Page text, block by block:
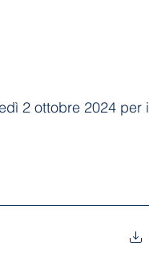
2 ottobre 2024 per i